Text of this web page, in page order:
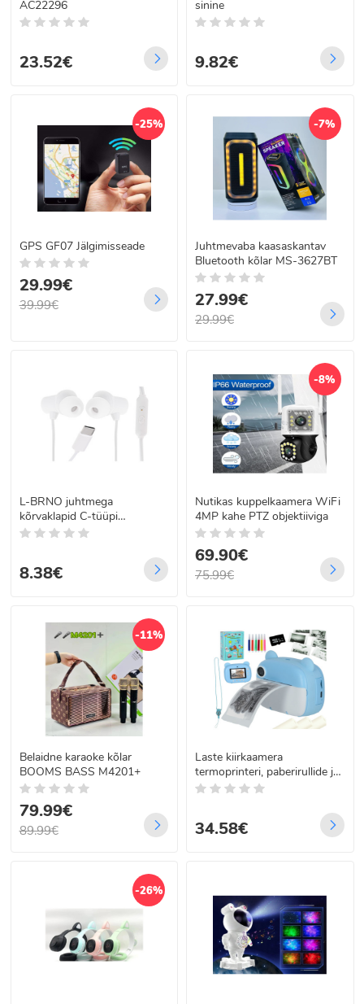
AC22296
23.52€
sinine
9.82€
-25%
GPS GF07 Jälgimisseade
29.99€
39.99€
-7%
Juhtmevaba kaasaskantav
Bluetooth kõlar MS-3627BT
27.99€
29.99€
L-BRNO juhtmega
kõrvaklapid C-tüüpi
pistikuga, valged
8.38€
-8%
Nutikas kuppelkaamera WiFi
4MP kahe PTZ objektiiviga
69.90€
75.99€
-11%
Belaidne karaoke kõlar
BOOMS BASS M4201+
79.99€
89.99€
Laste kiirkaamera
termoprinteri, paberirullide ja
32 GB mälukaardiga, sinine
34.58€
-26%